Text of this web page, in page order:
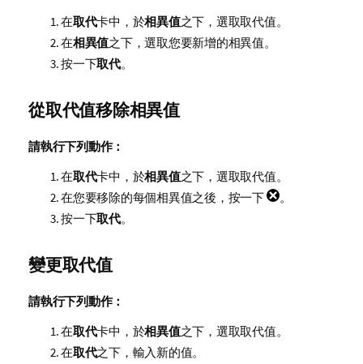
在取代卡中，於相異值之下，選取取代值。
在相異值之下，選取您要新增的相異值。
按一下取代。
從取代值移除相異值
請執行下列動作：
在取代卡中，於相異值之下，選取取代值。
在您要移除的每個相異值之後，按一下
。
按一下取代。
變更取代值
請執行下列動作：
在取代卡中，於相異值之下，選取取代值。
在取代之下，輸入新的值。